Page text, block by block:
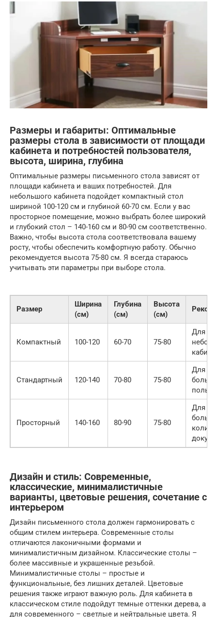
Размеры и габариты: Оптимальные
размеры стола в зависимости от площади
кабинета и потребностей пользователя,
высота, ширина, глубина
Оптимальные размеры письменного стола зависят от
площади кабинета и ваших потребностей. Для
небольшого кабинета подойдет компактный стол
шириной 100-120 см и глубиной 60-70 см. Если у вас
просторное помещение, можно выбрать более широкий
и глубокий стол – 140-160 см и 80-90 см соответственно.
Важно, чтобы высота стола соответствовала вашему
росту, чтобы обеспечить комфортную работу. Обычно
рекомендуется высота 75-80 см. Я всегда стараюсь
учитывать эти параметры при выборе стола.
Размер
Ширина
(см)
Глубина
(см)
Высота
(см)
Компактный 100-120 60-70 75-80
Для
Стандартный 120-140 70-80 75-80
Для
Просторный 140-160 80-90 75-80
Для
Дизайн и стиль: Современные,
классические, минималистичные
варианты, цветовые решения, сочетание с
интерьером
Дизайн письменного стола должен гармонировать с
общим стилем интерьера. Современные столы
отличаются лаконичными формами и
минималистичным дизайном. Классические столы –
более массивные и украшенные резьбой.
Минималистичные столы – простые и
функциональные, без лишних деталей. Цветовые
решения также играют важную роль. Для кабинета в
классическом стиле подойдут темные оттенки дерева, а
для современного – светлые и нейтральные цвета. Я